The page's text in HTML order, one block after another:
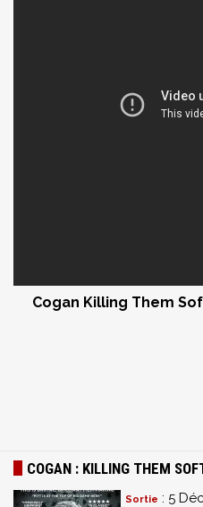
Cogan Killing Them
COGAN : KILLING THEM
Sortie : 5